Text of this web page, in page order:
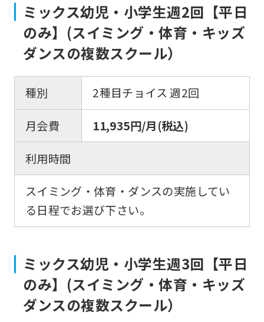
ミックス幼児・小学生週2回【平日
のみ】(スイミング・体育・キッズ
ダンスの複数スクール）
種別
2種目チョイス 週2回
月会費
11,935円/月(税込)
利用時間
スイミング・体育・ダンスの実施してい
る日程でお選び下さい。
ミックス幼児・小学生週3回【平日
のみ】(スイミング・体育・キッズ
ダンスの複数スクール）